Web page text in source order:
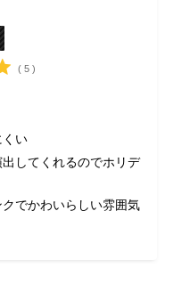
( 5 )
くい
してくれるのでホリデ
でかわいらしい雰囲気